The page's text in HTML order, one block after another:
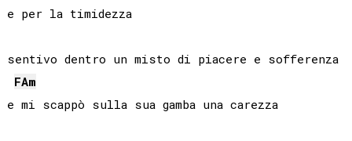
e per la timidezza
sentivo dentro un misto di piacere e sofferenza
FAm
e mi scappò sulla sua gamba una carezza